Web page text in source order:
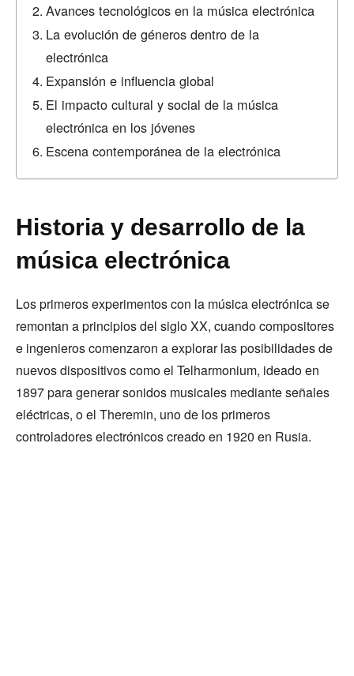
Avances tecnológicos en la música electrónica
La evolución de géneros dentro de la
electrónica
Expansión e influencia global
El impacto cultural y social de la música
electrónica en los jóvenes
Escena contemporánea de la electrónica
Historia y desarrollo de la
música electrónica
Los primeros experimentos con la música electrónica se
remontan a principios del siglo XX, cuando compositores
e ingenieros comenzaron a explorar las posibilidades de
nuevos dispositivos como el Telharmonium, ideado en
1897 para generar sonidos musicales mediante señales
eléctricas, o el Theremin, uno de los primeros
controladores electrónicos creado en 1920 en Rusia.